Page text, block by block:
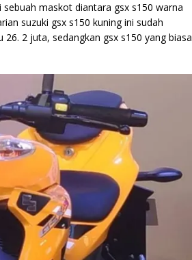
maskot diantara gsx s150 warna
suzuki gsx s150 kuning ini sudah
2 juta, sedangkan gsx s150 yang biasa